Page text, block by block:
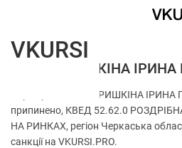
ФОП НАРИШКІНА ІРИНА
Перевірка ФОП НАРИШКІНА ІРИНА
припинено, КВЕД 52.62.0
НА РИНКАХ, регіон Черкаська
санкції на VKURSI.PRO.
VKURSI